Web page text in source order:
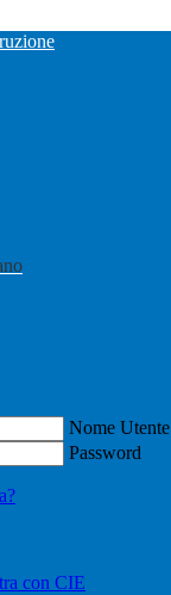
Nome Utente
Password
con CIE